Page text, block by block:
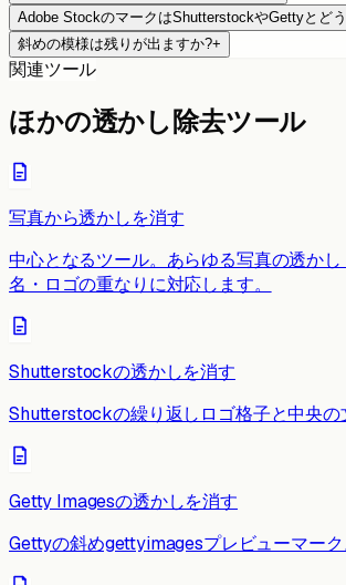
Adobe StockのマークはShutterstockやGettyとど
斜めの模様は残りが出ますか?+
関連ツール
ほかの透かし除去ツール
写真から透かしを消す
中心となるツール。あらゆる写真の透か
名・ロゴの重なりに対応します。
Shutterstockの透かしを消す
Shutterstockの繰り返しロゴ格子と中央の
Getty Imagesの透かしを消す
Gettyの斜めgettyimagesプレビューマーク